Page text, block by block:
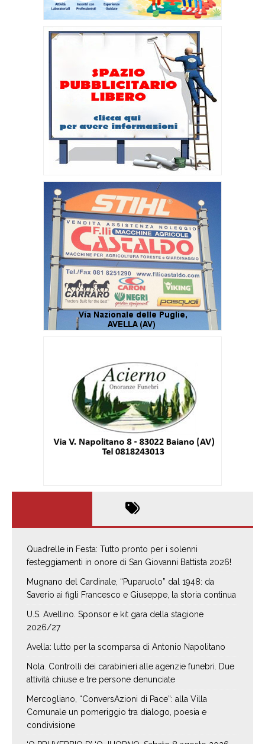
Quadrelle in Festa: Tutto pronto per i solenni
festeggiamenti in onore di San Giovanni Battista 2026!
Mugnano del Cardinale, “Puparuolo” dal 1948: da
Saverio ai figli Francesco e Giuseppe, la storia continua
U.S. Avellino. Sponsor e kit gara della stagione
2026/27
Avella: lutto per la scomparsa di Antonio Napolitano
Nola. Controlli dei carabinieri alle agenzie funebri. Due
attività chiuse e tre persone denunciate
Mercogliano, “ConversAzioni di Pace”: alla Villa
Comunale un pomeriggio tra dialogo, poesia e
condivisione